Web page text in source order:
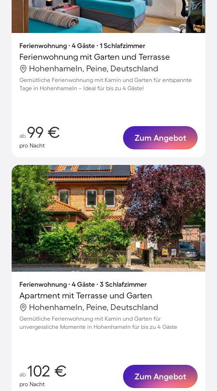
Ferienwohnung ∙ 4 Gäste ∙ 1 Schlafzimmer
Ferienwohnung mit Garten und Terrasse
Hohenhameln, Peine, Deutschland
Gemütliche Ferienwohnung mit Kamin und Garten für entspannte
Tage in Hohenhameln – Ideal für bis zu 4 Gäste!
ab 99 €
pro Nacht
Zum Angebot
Ferienwohnung ∙ 4 Gäste ∙ 3 Schlafzimmer
Apartment mit Terrasse und Garten
Hohenhameln, Peine, Deutschland
Gemütliche Ferienwohnung mit Kamin und Garten für
unvergessliche Momente in Hohenhameln für bis zu 4 Gäste
ab 102 €
pro Nacht
Zum Angebot